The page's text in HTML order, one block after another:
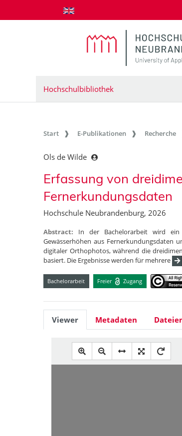
zum Inhalt springen
Hochschulbibliothek
Start E-Publikationen Recherche
Ols de Wilde
Erfassung von
Fernerkundungsdaten
Hochschule Neubrandenburg, 2026
Abstract: In der Bachelorarbeit wird ein
Gewässerhöhen aus Fernerkundungsdaten
digitaler Orthophotos, während die
basiert. Die Ergebnisse werden für mehrere
Bachelorarbeit Freier Zugang
Viewer Metadaten